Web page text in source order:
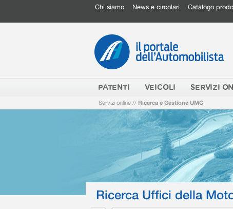
Chi siamo News e circolari Catalogo
PATENTI VEICOLI SERVIZI
Servizi online // Ricerca e Gestione UMC
Ricerca Uffici della